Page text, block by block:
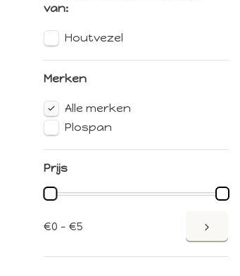
van:
Houtvezel
Merken
Alle merken
Plospan
Prijs
€0 - €5